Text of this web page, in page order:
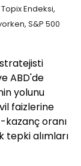
Topix Endeksi,
S&P 500
ABD'de
yolunu
faizlerine
oranı
tepki alımları